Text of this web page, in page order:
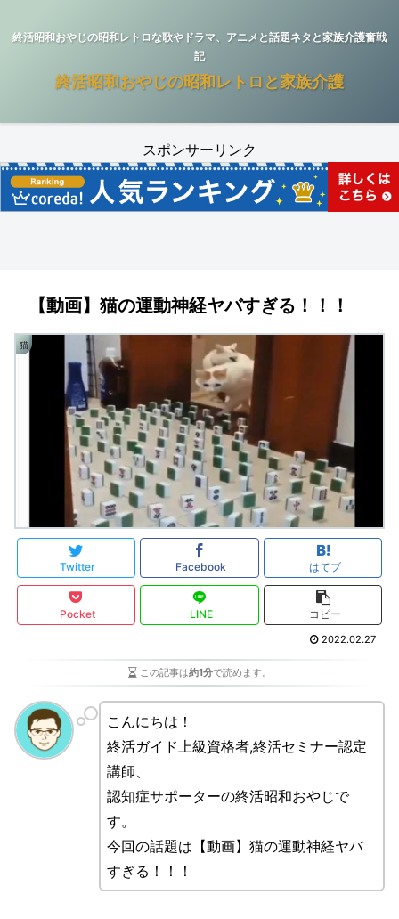
終活昭和おやじの昭和レトロな歌やドラマ、アニメと話題ネタと家族介護奮戦
記
終活昭和おやじの昭和レトロと家族介護
スポンサーリンク
【動画】猫の運動神経ヤバすぎる！！！
猫
Twitter Facebook はてブ
Pocket LINE コピー
2022.02.27
この記事は約1分で読めます。
こんにちは！
終活ガイド上級資格者,終活セミナー認定
講師、
認知症サポーターの終活昭和おやじで
す。
今回の話題は【動画】猫の運動神経ヤバ
すぎる！！！